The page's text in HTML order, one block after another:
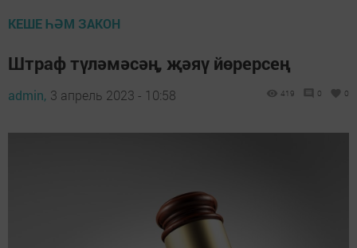
КЕШЕ ҺӘМ ЗАКОН
Штраф түләмәсәң, җәяү йөрерсең
admin, 3 апрель 2023 - 10:58 419 0 0